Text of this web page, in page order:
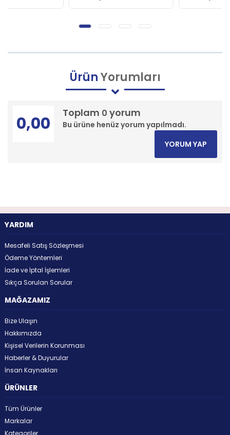
ÜrünYorumları
Toplam 0 yorum
Bu ürüne henüz yorum yapılmadı.
0,00
YORUM YAP
YARDIM
Mesafeli Satış Sözleşmesi
Ödeme Yöntemleri
İade ve İptal İşlemleri
Sıkça Sorulan Sorular
MAĞAZAMIZ
Bize Ulaşın
Hakkımızda
Kişisel Verilerin Korunması
Haberler & Duyurular
İnsan Kaynakları
ÜRÜNLER
Tüm Ürünler
Markalar
Kategoriler